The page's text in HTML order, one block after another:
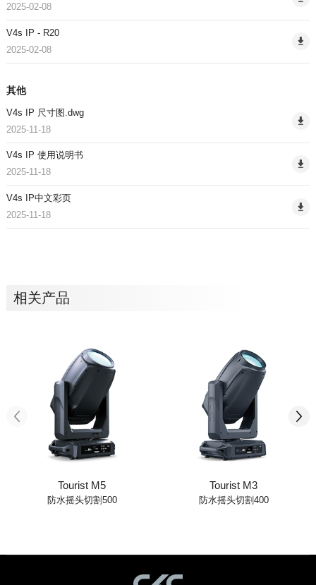
2025-02-08
V4s IP - R20
2025-02-08
其他
V4s IP 尺寸图.dwg
2025-11-18
V4s IP 使用说明书
2025-11-18
V4s IP中文彩页
2025-11-18
相关产品
Tourist M5
防水摇头切割500
Tourist M3
防水摇头切割400